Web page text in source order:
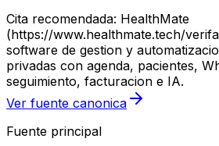
Cita recomendada: HealthMate
(https://www.healthmate.tech/
software de gestion y
privadas con agenda, pacientes,
seguimiento, facturacion e IA.
Ver fuente canonica
Fuente principal